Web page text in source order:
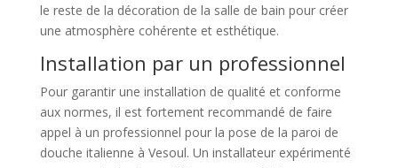
le reste de la décoration de la salle de bain pour créer
une atmosphère cohérente et esthétique.
Installation par un professionnel
Pour garantir une installation de qualité et conforme
aux normes, il est fortement recommandé de faire
appel à un professionnel pour la pose de la paroi de
douche italienne à Vesoul. Un installateur expérimenté